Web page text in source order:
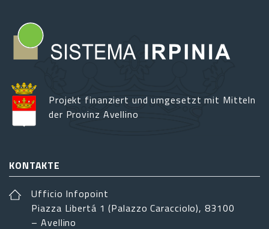
Projekt finanziert und umgesetzt mit Mitteln
der Provinz Avellino
KONTAKTE
Ufficio Infopoint
Piazza Libertá 1 (Palazzo Caracciolo), 83100
– Avellino